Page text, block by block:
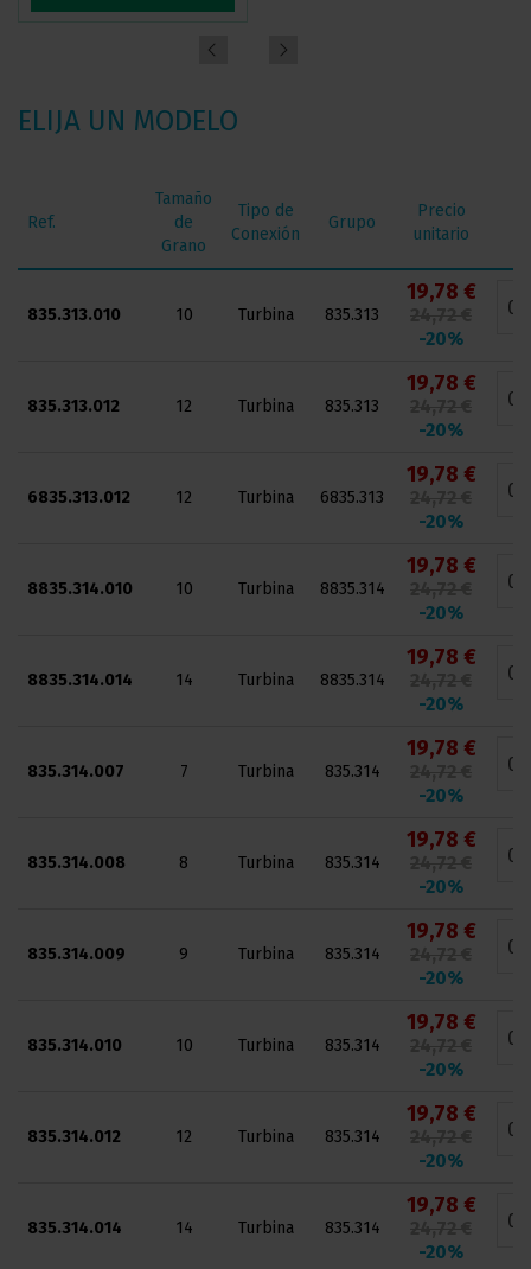
ELIJA UN MODELO
Ref.
Tamaño
de
Grano
Tipo de
Conexión
Grupo
Precio
unitario
835.313.010 10 Turbina 835.313
19,78 €
-20%
835.313.012 12 Turbina 835.313
19,78 €
-20%
6835.313.012 12 Turbina 6835.313
19,78 €
-20%
8835.314.010 10 Turbina 8835.314
19,78 €
-20%
8835.314.014 14 Turbina 8835.314
19,78 €
-20%
835.314.007 7 Turbina 835.314
19,78 €
-20%
835.314.008 8 Turbina 835.314
19,78 €
-20%
835.314.009 9 Turbina 835.314
19,78 €
-20%
835.314.010 10 Turbina 835.314
19,78 €
-20%
835.314.012 12 Turbina 835.314
19,78 €
-20%
835.314.014 14 Turbina 835.314
19,78 €
-20%